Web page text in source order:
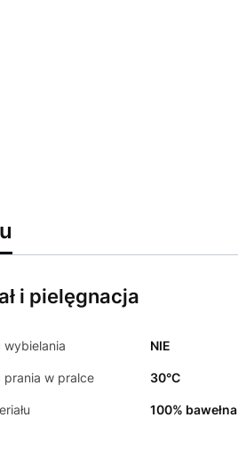
i pielęgnacja
wybielania NIE
prania w pralce 30°C
100% bawełna